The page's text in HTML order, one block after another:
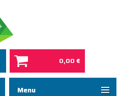
0,00 €
Menu